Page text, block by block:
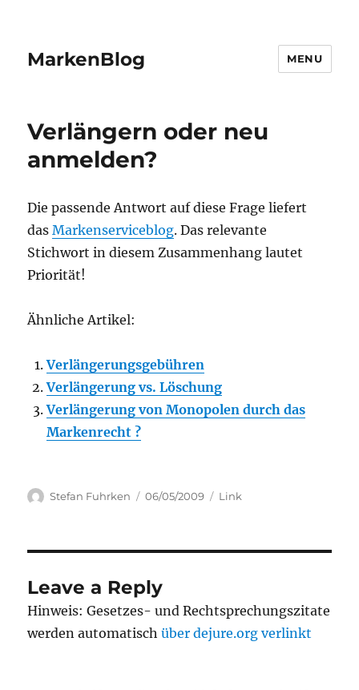
MarkenBlog MENU
Verlängern oder neu
anmelden?
Die passende Antwort auf diese Frage liefert
dasMarkenserviceblog. Das relevante
Stichwort in diesem Zusammenhang lautet
Priorität!
Ähnliche Artikel:
Verlängerungsgebühren
Verlängerung vs. Löschung
Verlängerung von Monopolen durch das
Markenrecht ?
Author
Stefan Fuhrken
Posted
06/05/2009 Categories
Link
Leave a Reply
Hinweis: Gesetzes- und Rechtsprechungszitate
werden automatischüber dejure.org verlinkt